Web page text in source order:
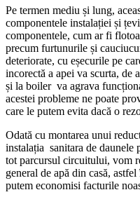
Pe termen mediu și lung,
componentele instalației și
componentele, cum ar fi
precum furtunurile și
deteriorate, cu eșecurile pe
incorectă a apei va scurta, de
și la boiler va agrava
acestei probleme ne poate
care le putem evita dacă o
Odată cu montarea unui
instalația sanitara de daunele
tot parcursul circuitului, vom
general de apă din casă,
putem economisi facturile